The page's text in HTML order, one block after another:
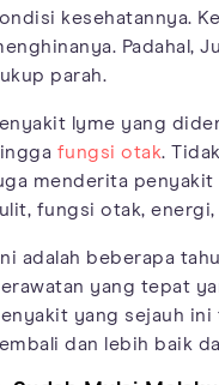
kesehatannya.
Padahal,
parah.
lyme yang
fungsi otak.
menderita
fungsi otak, energi,
adalah beberapa
yang tepat
yang sejauh ini
dan lebih baik